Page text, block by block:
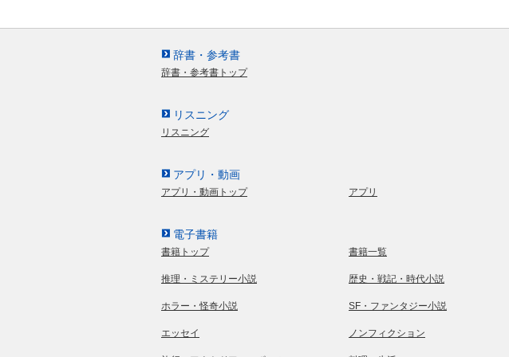
辞書・参考書
辞書・参考書トップ
リスニング
リスニング
アプリ・動画
アプリ・動画トップ アプリ
電子書籍
書籍トップ 書籍一覧
推理・ミステリー小説 歴史・戦記・時代小説
ホラー・怪奇小説 SF・ファンタジー小説
エッセイ ノンフィクション